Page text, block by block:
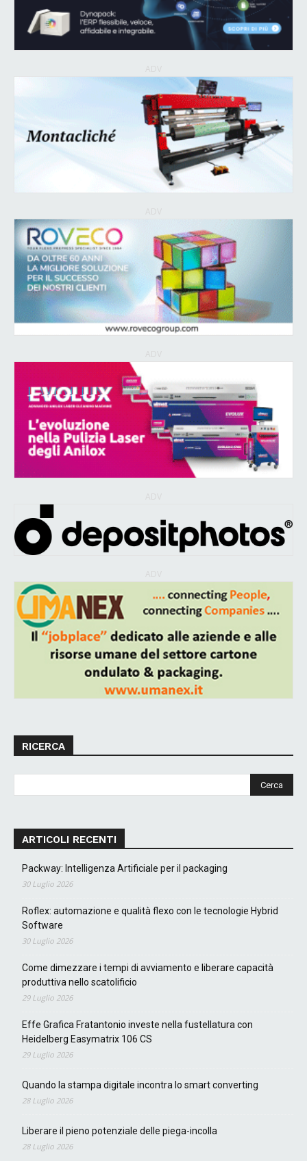
RICERCA
ARTICOLI RECENTI
Packway: Intelligenza Artificiale per il packaging
30 Luglio 2026
Roflex: automazione e qualità flexo con le tecnologie Hybrid
Software
30 Luglio 2026
Come dimezzare i tempi di avviamento e liberare capacità
produttiva nello scatolificio
29 Luglio 2026
Effe Grafica Fratantonio investe nella fustellatura con
Heidelberg Easymatrix 106 CS
29 Luglio 2026
Quando la stampa digitale incontra lo smart converting
28 Luglio 2026
Liberare il pieno potenziale delle piega-incolla
28 Luglio 2026